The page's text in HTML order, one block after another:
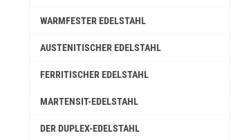
WARMFESTER EDELSTAHL
AUSTENITISCHER EDELSTAHL
FERRITISCHER EDELSTAHL
MARTENSIT-EDELSTAHL
DER DUPLEX-EDELSTAHL